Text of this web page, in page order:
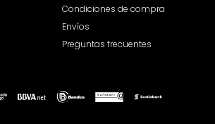
Condiciones de compra
Envíos
Preguntas frecuentes